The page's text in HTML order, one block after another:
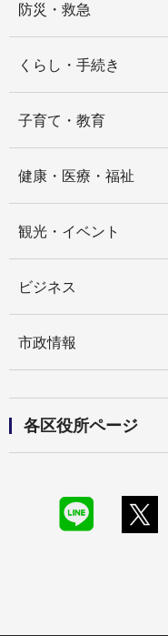
防災・救急
くらし・手続き
子育て・教育
健康・医療・福祉
観光・イベント
ビジネス
市政情報
各区役所ページ